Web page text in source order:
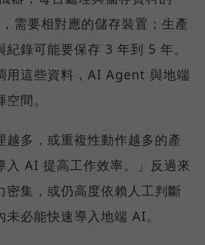
需要相對應的儲存裝置；生產
錄可能要保存 3 年到 5 年。
用這些資料，AI Agent 與地端
間。
越多，或重複性動作越多的產
入 AI 提高工作效率。」反過來
密集，或仍高度依賴人工判斷
必能快速導入地端 AI。